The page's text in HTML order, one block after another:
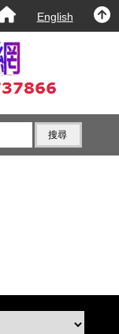
English